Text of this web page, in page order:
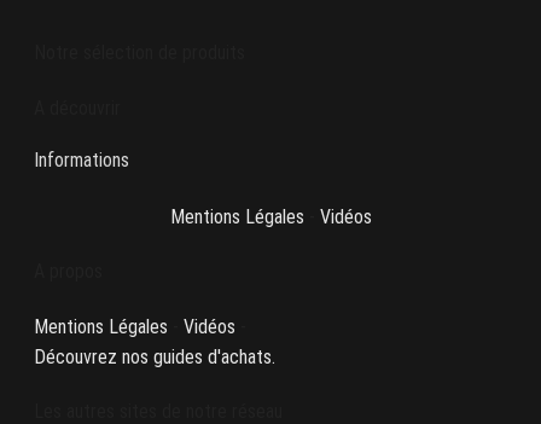
Informations
Mentions Légales Vidéos
Mentions Légales Vidéos
Découvrez nos guides d'achats.